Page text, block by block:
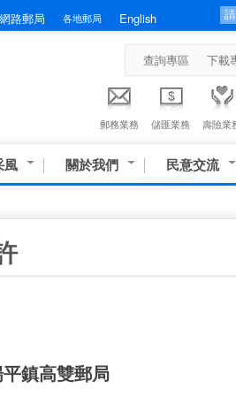
網路郵局 各地郵局 English
查詢專區 下載
郵務業務 儲匯業務 壽險業
風 關於我們 民意交流
鎮高雙郵局